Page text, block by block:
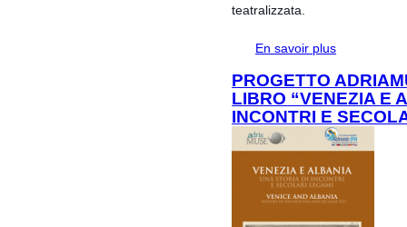
teatralizzata.
En savoir plus
PROGETTO
LIBRO “VENEZIA E
INCONTRI E